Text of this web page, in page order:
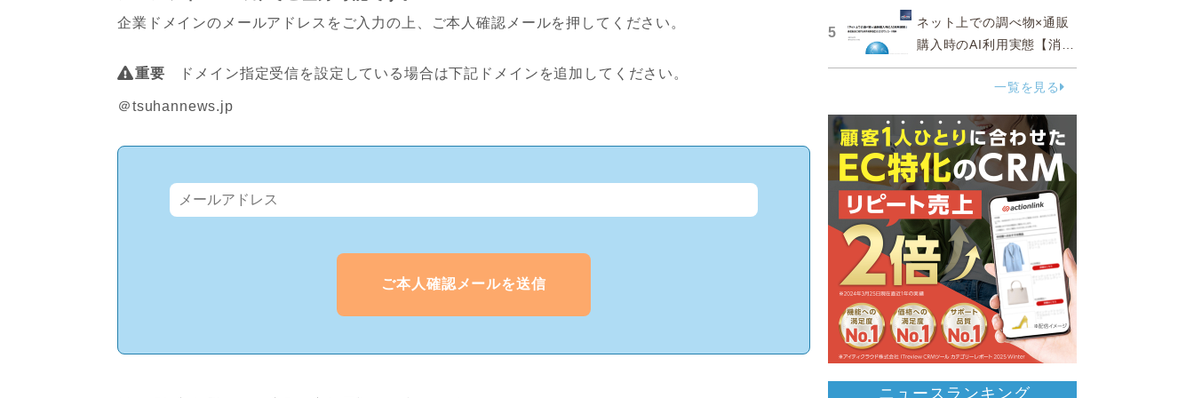
企業ドメインのメールアドレスをご入力の上、ご本人確認メールを押してください。
重要 ドメイン指定受信を設定している場合は下記ドメインを追加してください。
＠tsuhannews.jp
5
ネット上での調べ物×通販
購入時のAI利用実態【消費
者調査 2025】
一覧を見る
ニュースランキング